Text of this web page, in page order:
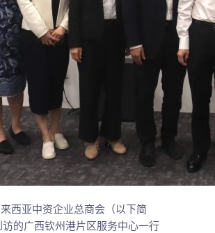
府官网
体官网
西亚中资企业总商会（以下简
的广西钦州港片区服务中心一行